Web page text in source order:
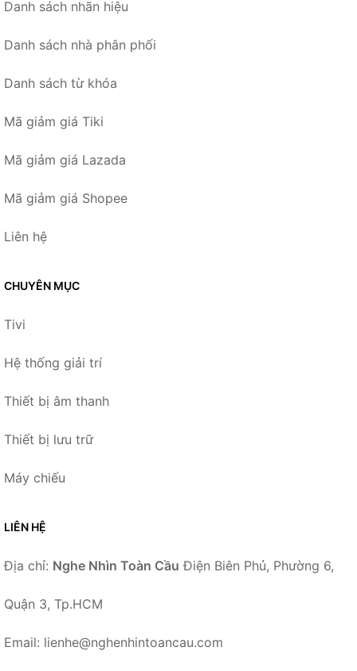
Danh sách nhãn hiệu
Danh sách nhà phân phối
Danh sách từ khóa
Mã giảm giá Tiki
Mã giảm giá Lazada
Mã giảm giá Shopee
Liên hệ
CHUYÊN MỤC
Tivi
Hệ thống giải trí
Thiết bị âm thanh
Thiết bị lưu trữ
Máy chiếu
LIÊN HỆ
Địa chỉ: Nghe Nhìn Toàn Cầu Điện Biên Phủ, Phường 6,
Quận 3, Tp.HCM
Email: lienhe@nghenhintoancau.com